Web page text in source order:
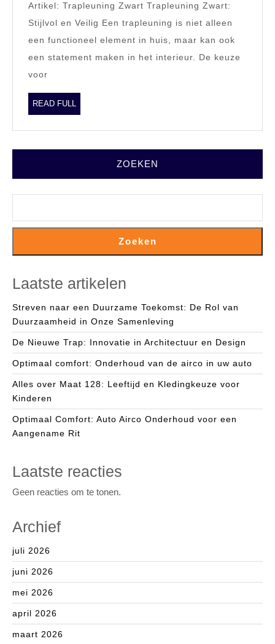
in
Zwart
Artikel: Trapleuning Zwart Trapleuning Zwart:
Stijlvol en Veilig Een trapleuning is niet alleen
een functioneel element in huis, maar kan ook
een statement maken in het interieur. De keuze
voor
READ FULL
FULL
ZOEKEN
Zoeken
Laatste artikelen
Streven naar een Duurzame Toekomst: De Rol van
Duurzaamheid in Onze Samenleving
De Nieuwe Trap: Innovatie in Architectuur en Design
Optimaal comfort: Onderhoud van de airco in uw auto
Alles over Maat 128: Leeftijd en Kledingkeuze voor
Kinderen
Optimaal Comfort: Auto Airco Onderhoud voor een
Aangename Rit
Laatste reacties
Geen reacties om te tonen.
Archief
juli 2026
juni 2026
mei 2026
april 2026
maart 2026